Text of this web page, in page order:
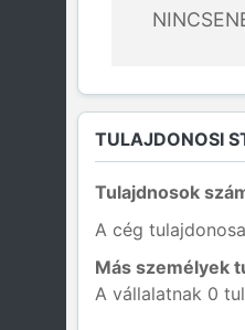
TULAJDONOSI
Tulajdnosok
A cég
Más személyek
A vállalatnak 0